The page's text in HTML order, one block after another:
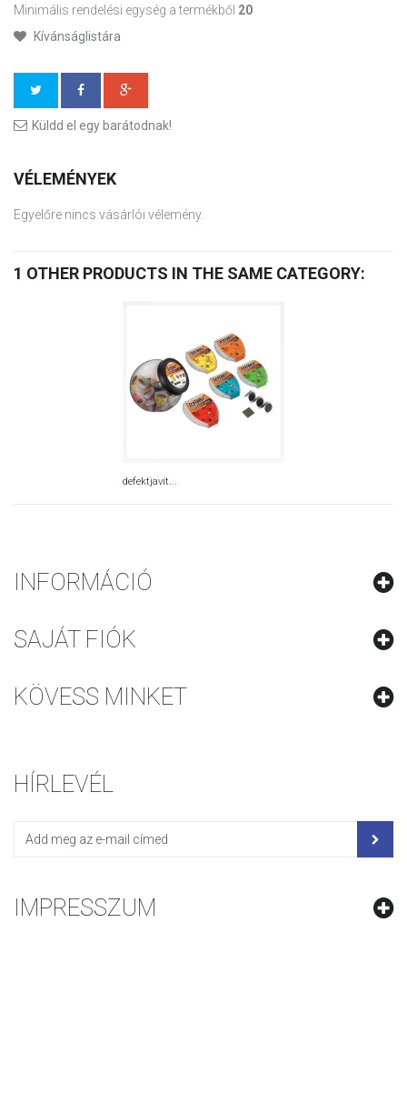
Minimális rendelési egység a termékből 20
Kívánságlistára
Küldd el egy barátodnak!
VÉLEMÉNYEK
Egyelőre nincs vásárlói vélemény.
1 OTHER PRODUCTS IN THE SAME CATEGORY:
defektjavít...
INFORMÁCIÓ
SAJÁT FIÓK
KÖVESS MINKET
HÍRLEVÉL
IMPRESSZUM